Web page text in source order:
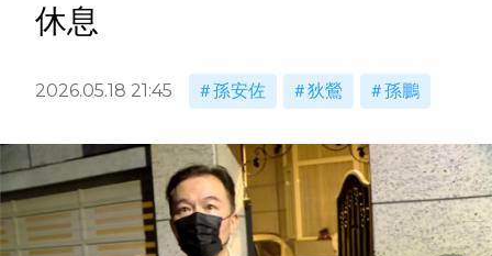
休息
2026.05.18 21:45 孫安佐 狄鶯 孫鵬